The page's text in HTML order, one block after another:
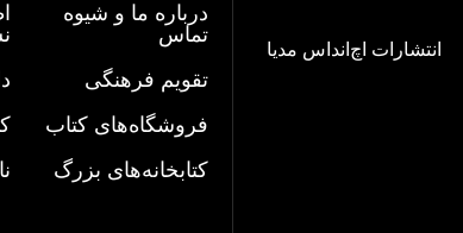
انتشارات اچ‌اند‌اس مدیا
درباره ما و شیوه
تماس
تقویم فرهنگی
فروشگاه‌های کتاب
کتابخانه‌های بزرگ